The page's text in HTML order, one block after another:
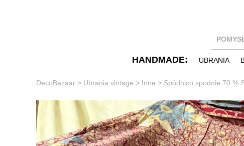
HANDMADE: UBRANIA
DecoBazaar > Ubrania vintage > Inne > Spódnico spodnie 70 %